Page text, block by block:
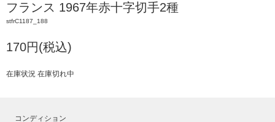
フランス 1967年赤十字切手2種
stfrC1187_188
170円(税込)
在庫状況 在庫切れ中
コンディション